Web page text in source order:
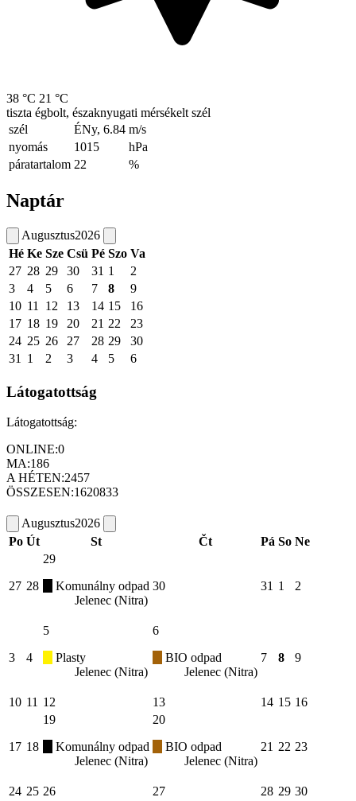
38 °C 21 °C
tiszta égbolt, északnyugati mérsékelt szél
szél
ÉNy, 6.84 m/s
nyomás
1015
hPa
páratartalom 22 %
Naptár
Augusztus2026
Hé Ke Sze Csü Pé Szo Va
27 28 29 30 31 1
2
3
4 5 6 7 8
9
10 11 12 13 14 15
16
17 18 19 20 21 22
23
24 25 26 27 28 29
30
31
1 2 3 4 5 6
Látogatottság
Látogatottság:
ONLINE:0
MA:186
A HÉTEN:2457
ÖSSZESEN:1620833
Augusztus2026
Po Út St Čt Pá So Ne
27 28
29
Komunálny odpad
Jelenec (Nitra)
30 31 1 2
3 4
5
Plasty
Jelenec (Nitra)
6
BIO odpad
Jelenec (Nitra)
7 8 9
10 11 12 13 14 15 16
17 18
19
Komunálny odpad
Jelenec (Nitra)
20
BIO odpad
Jelenec (Nitra)
21 22 23
24 25 26 27 28 29 30